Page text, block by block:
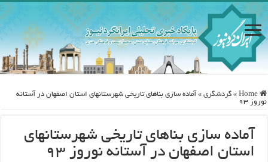
Home
» گردشگری » آماده سازی بناهای تاریخی شهرستانهای استان اصفهان در آستانه
نوروز ۹۳
آماده سازی بناهای تاریخی شهرستانهای
استان اصفهان در آستانه نوروز ۹۳